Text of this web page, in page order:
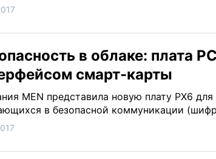
в облаке: плата
смарт-карты
MEN представила новую плату PX6
в безопасной коммуникации